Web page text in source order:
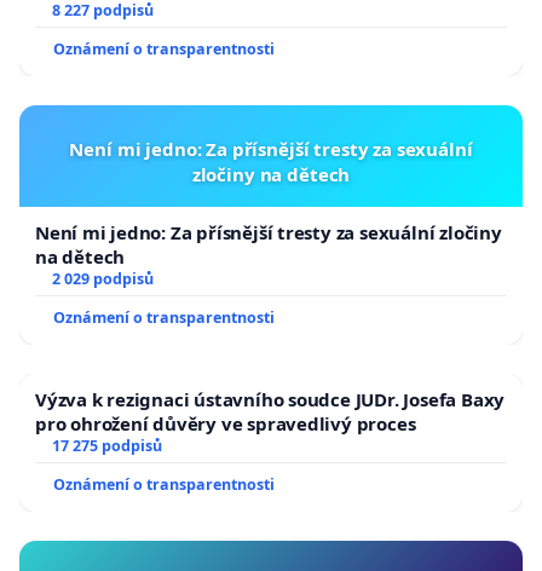
University
8 227 podpisů
Oznámení o transparentnosti
Není mi jedno: Za přísnější tresty za sexuální
zločiny na dětech
Není mi jedno: Za přísnější tresty za sexuální zločiny
na dětech
2 029 podpisů
Oznámení o transparentnosti
Výzva k rezignaci ústavního soudce JUDr. Josefa Baxy
pro ohrožení důvěry ve spravedlivý proces
17 275 podpisů
Oznámení o transparentnosti